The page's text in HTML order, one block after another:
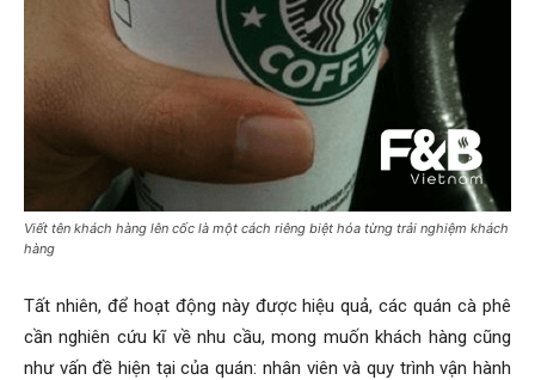
Viết tên khách hàng lên cốc là một cách riêng biệt hóa từng trải nghiệm khách
hàng
Tất nhiên, để hoạt động này được hiệu quả, các quán cà phê
cần nghiên cứu kĩ về nhu cầu, mong muốn khách hàng cũng
như vấn đề hiện tại của quán: nhân viên và quy trình vận hành